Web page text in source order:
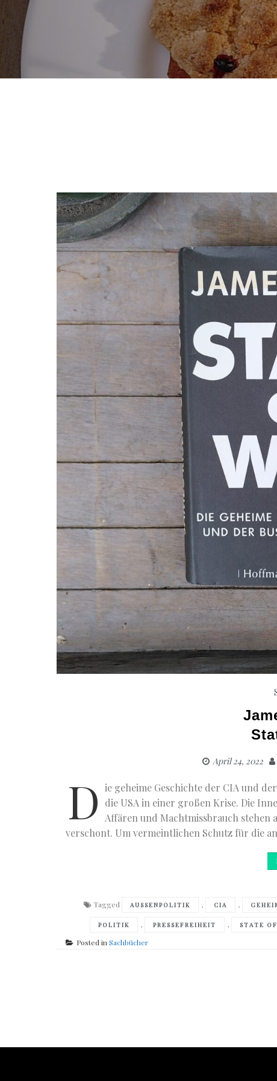
April 24, 2022
D ie geheime Geschichte der CIA und
die USA in einer großen Krise. Die
Affären und Machtmissbrauch stehen
verschont. Um vermeintlichen Schutz für die
Tagged AUSSENPOLITIK , CIA ,
POLITIK , PRESSEFREIHEIT , STATE
Posted inSachbücher